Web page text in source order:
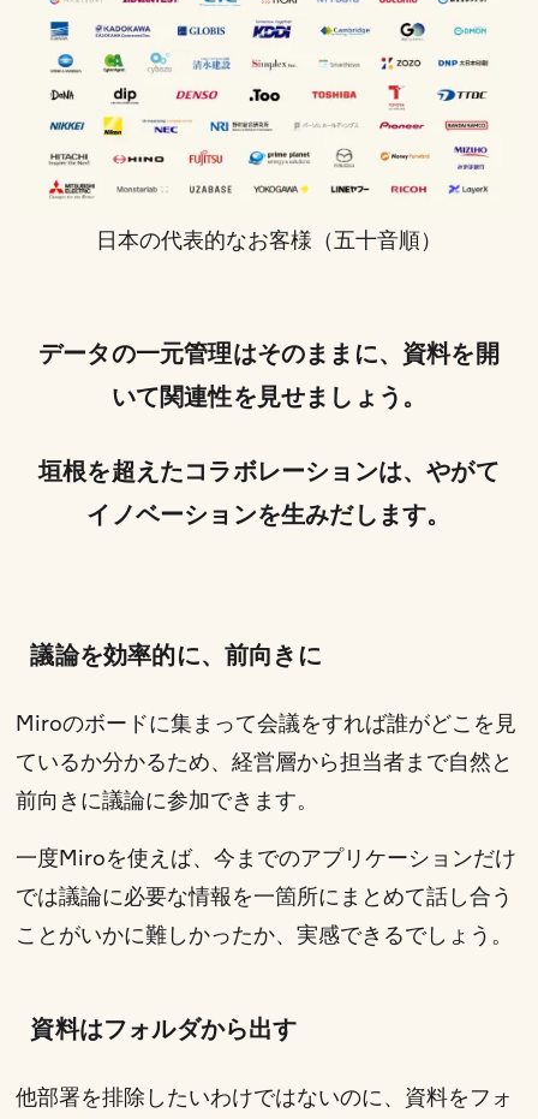
日本の代表的なお客様（五十音順）
データの一元管理はそのままに、資料を開
いて関連性を見せましょう。
垣根を超えたコラボレーションは、やがて
イノベーションを生みだします。
議論を効率的に、前向きに
Miroのボードに集まって会議をすれば誰がどこを見
ているか分かるため、経営層から担当者まで自然と
前向きに議論に参加できます。
一度Miroを使えば、今までのアプリケーションだけ
では議論に必要な情報を一箇所にまとめて話し合う
ことがいかに難しかったか、実感できるでしょう。
資料はフォルダから出す
他部署を排除したいわけではないのに、資料をフォ